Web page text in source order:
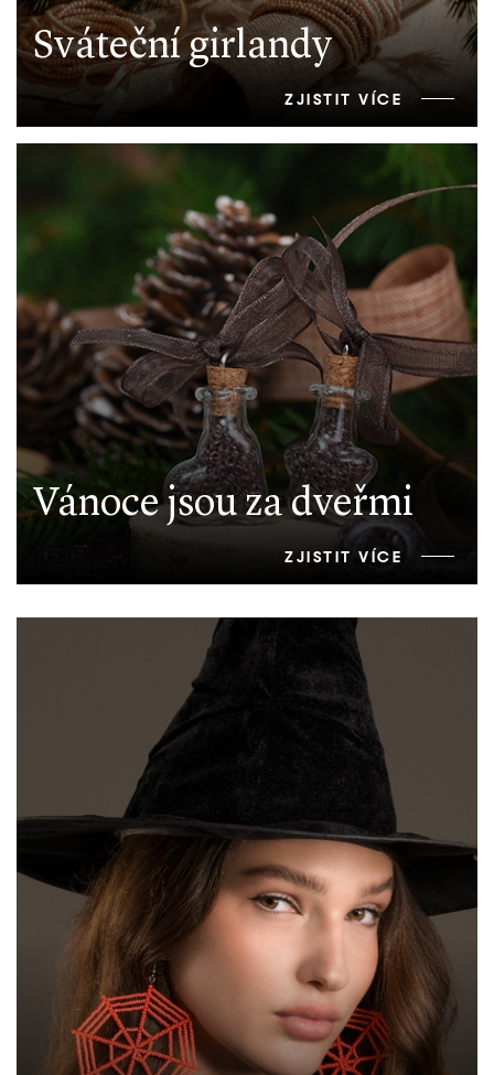
Sváteční girlandy
ZJISTIT VÍCE
Vánoce jsou za dveřmi
ZJISTIT VÍCE